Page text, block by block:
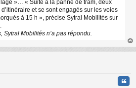
»… « Suite à la panne de tram, deux
et se sont engagés sur les voies
à 15 h », précise Sytral Mobilités sur
Sytral Mobilités n’a pas répondu.
au